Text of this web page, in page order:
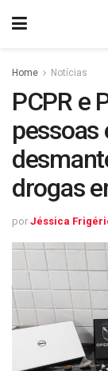
Home Notícias
PCPR e
pessoas
drogas
por Jéssica